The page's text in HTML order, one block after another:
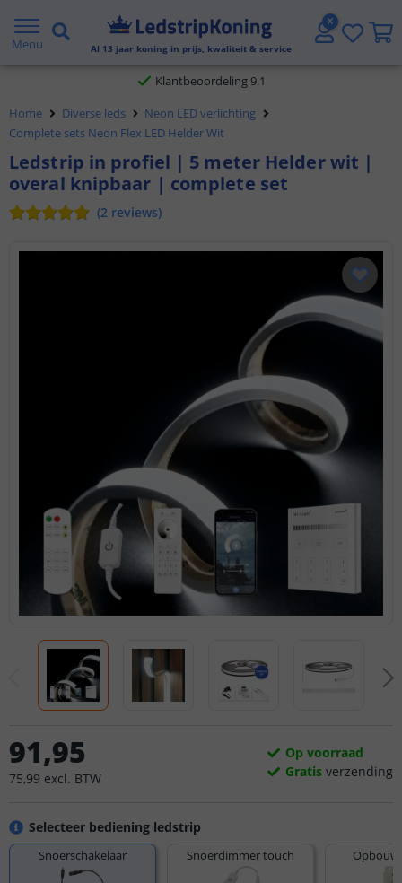
Menu Al 13 jaar koning in prijs, kwaliteit & service
Gratis verzending vanaf € 20,- NL en BE
Klantbeoordeling 9.1
Voor 23:45 uur besteld,morgen in huis
Home Diverse leds
Neon LED verlichting
Complete sets Neon Flex LED Helder Wit
Ledstrip in profiel | 5 meter Helder wit |
overal knipbaar | complete set
(2 reviews)
Selecteer bediening ledstrip
Snoerschakelaar Snoerdimmer touch
91,95
75,99 excl. BTW
Op voorraad
Gratis verzending